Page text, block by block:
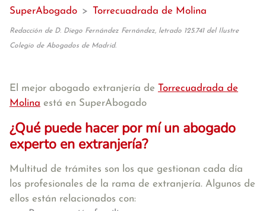
SuperAbogado > Torrecuadrada de Molina
Redacción de D. Diego Fernández Fernández, letrado 125.741 del Ilustre
Colegio de Abogados de Madrid.
El mejor abogado extranjería de Torrecuadrada de
Molina está en SuperAbogado
¿Qué puede hacer por mí un abogado
experto en extranjería?
Multitud de trámites son los que gestionan cada día
los profesionales de la rama de extranjería. Algunos de
ellos están relacionados con: